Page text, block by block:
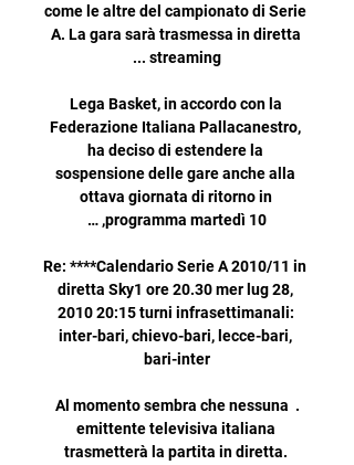
come le altre del campionato di Serie
A. La gara sarà trasmessa in diretta
Lega Basket, in accordo con la
Federazione Italiana Pallacanestro,
ha deciso di estendere la
sospensione delle gare anche alla
ottava giornata di ritorno in
Re: ****Calendario Serie A 2010/11 in
diretta Sky1 ore 20.30 mer lug 28,
2010 20:15 turni infrasettimanali:
inter-bari, chievo-bari, lecce-bari,
. Al momento sembra che nessuna
emittente televisiva italiana
trasmetterà la partita in diretta.